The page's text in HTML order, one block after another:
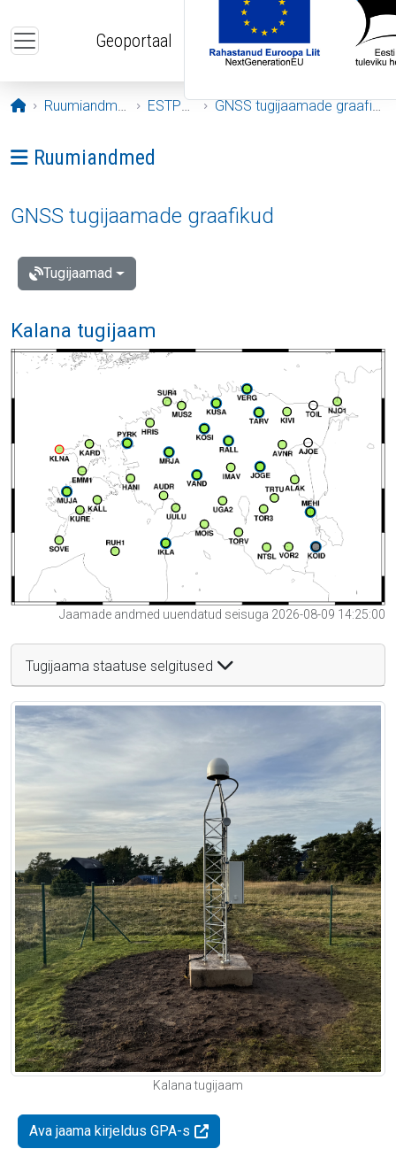
Geoportaal
Avaleht
Ruumiandmed ESTPOS GNSS tugijaamade graafikud
Ava menüü: Ruumiandmed
Ruumiandmed
GNSS tugijaamade graafikud
Tugijaamad
Kalana tugijaam
Jaamade andmed uuendatud seisuga 2026-08-09 14:25:00
Tugijaama staatuse selgitused
Kalana tugijaam
Ava jaama kirjeldus GPA-s